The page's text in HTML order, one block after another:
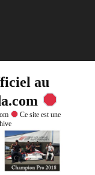
au
Ce site est une